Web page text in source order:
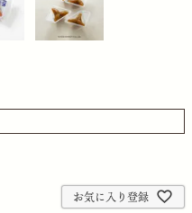
お気に入り登録